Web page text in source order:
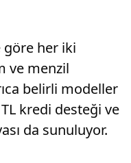
göre her iki
ve menzil
belirli modeller
kredi desteği ve
da sunuluyor.